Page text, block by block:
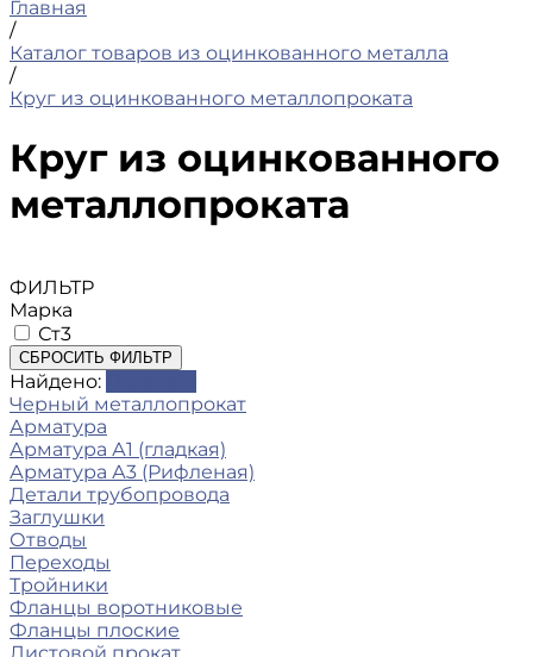
Главная
/
Каталог товаров из оцинкованного металла
/
Круг из оцинкованного металлопроката
Круг из оцинкованного
металлопроката
ФИЛЬТР
Марка
Ст3
СБРОСИТЬ ФИЛЬТР
Найдено:
Черный металлопрокат
Арматура
Арматура А1 (гладкая)
Арматура А3 (Рифленая)
Детали трубопровода
Заглушки
Отводы
Переходы
Тройники
Фланцы воротниковые
Фланцы плоские